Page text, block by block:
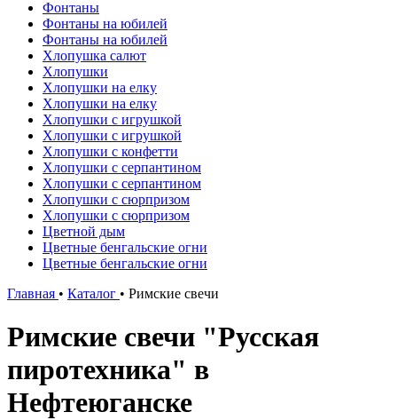
Фонтаны
Фонтаны на юбилей
Фонтаны на юбилей
Хлопушка салют
Хлопушки
Хлопушки на елку
Хлопушки на елку
Хлопушки с игрушкой
Хлопушки с игрушкой
Хлопушки с конфетти
Хлопушки с серпантином
Хлопушки с серпантином
Хлопушки с сюрпризом
Хлопушки с сюрпризом
Цветной дым
Цветные бенгальские огни
Цветные бенгальские огни
Главная • Каталог • Римские свечи
Римские свечи "Русская
пиротехника" в
Нефтеюганске